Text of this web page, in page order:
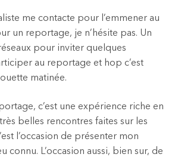
me contacte pour l’emmener au
un reportage, je n’hésite pas. Un
pour inviter quelques
au reportage et hop c’est
matinée.
c’est une expérience riche en
belles rencontres faites sur les
l’occasion de présenter mon
connu. L’occasion aussi, bien sur, de